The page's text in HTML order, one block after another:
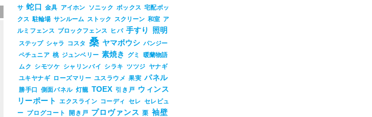
サ 蛇口 金具 アイホン ソニック ボックス 宅配ボッ
クス 駐輪場 サンルーム ストック スクリーン 和室 ア
ルミフェンス ブロックフェンス ヒバ 手すり 照明
ステップ シャラ コスタ 桑 ヤマボウシ パンジー
ペチュニア 桃 ジュンベリー 素焼き グミ
暖蘭物語
ムク シモツケ シャリンバイ シラキ ツツジ ヤナギ
ユキヤナギ ローズマリー ユスラウメ 果実 パネル
勝手口 側面パネル 灯籠 TOEX 引き戸 ウィンス
リーポート
エクスライン コーディ セレ セレビュ
ー プログコート 開き戸 プロヴァンス 栗 袖壁